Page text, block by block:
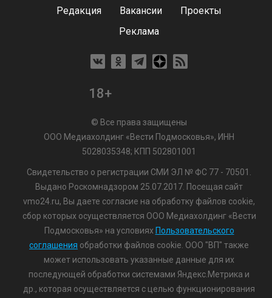
Редакция Вакансии
Проекты
Реклама
18+
© Все права защищены
ООО Медиахолдинг «Вести Подмосковья», ИНН
5028035348; КПП 502801001
Свидетельство о регистрации СМИ ЭЛ № ФС 77 - 70501.
Выдано Роскомнадзором 25.07.2017. Посещая сайт
vmo24.ru, Вы даете согласие на обработку файлов cookie,
сбор которых осуществляется ООО Медиахолдинг «Вести
Подмосковья» на условиях Пользовательского
соглашения обработки файлов cookie. ООО "ВП" также
может использовать указанные данные для их
последующей обработки системами Яндекс.Метрика и
др., которая осуществляется с целью функционирования